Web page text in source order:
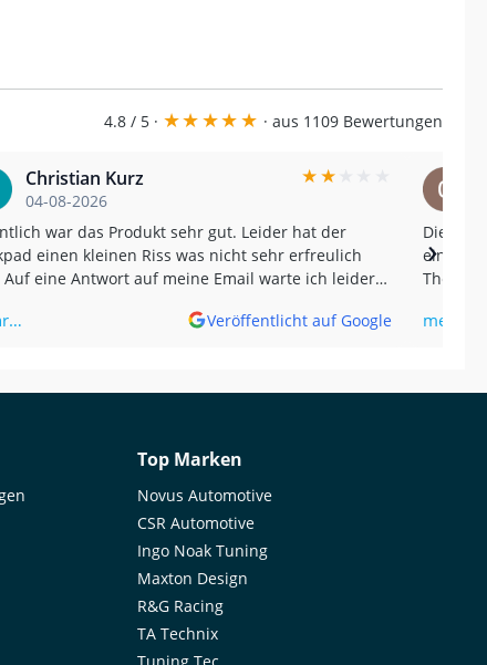
4.8 / 5 · ★★★★★ · aus 1109 Bewertungen
Christian Kurz
04-08-2026
★★
war das Produkt sehr gut. Leider hat der
einen kleinen Riss was nicht sehr erfreulich
Auf eine Antwort auf meine Email warte ich leider
wurde erst später bemerkt. (Translated by
very pleasant. I'm still waiting for a reply to my
Veröffentlicht auf Google
Die
einen wirklich
The
mehr…
›
Top Marken
Novus Automotive
CSR Automotive
Ingo Noak Tuning
Maxton Design
R&G Racing
TA Technix